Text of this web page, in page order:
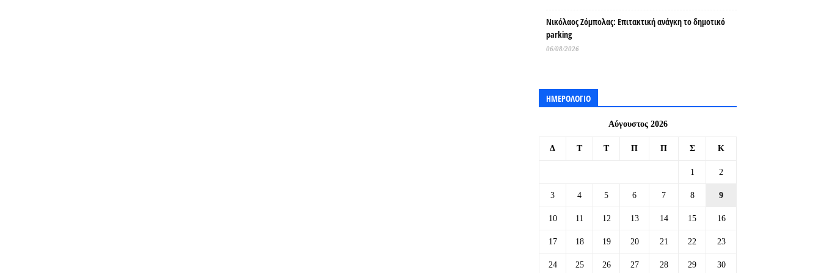
Νικόλαος Ζόμπολας: Επιτακτική ανάγκη το δημοτικό
parking
06/08/2026
ΗΜΕΡΟΛΟΓΙΟ
Αύγουστος 2026
Δ Τ Τ Π Π Σ Κ
1 2
3 4 5 6 7 8 9
10 11 12 13 14 15 16
17 18 19 20 21 22 23
24 25 26 27 28 29 30